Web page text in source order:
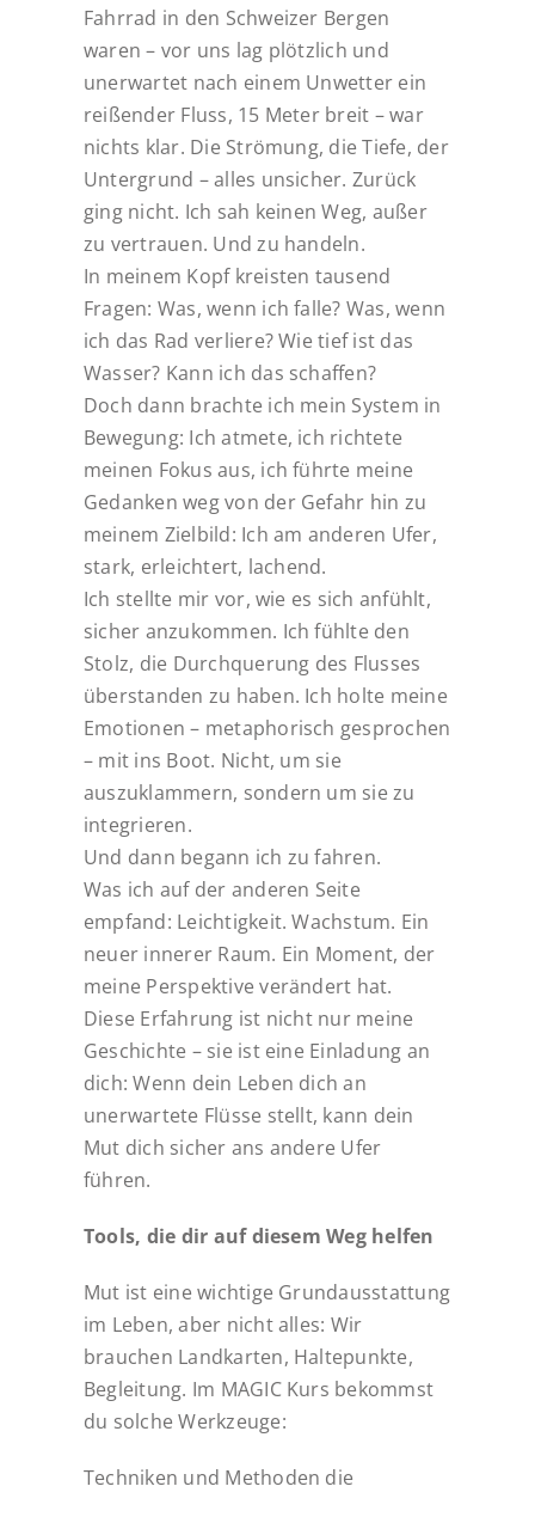
Fahrrad in den Schweizer Bergen
waren – vor uns lag plötzlich und
unerwartet nach einem Unwetter ein
reißender Fluss, 15 Meter breit – war
nichts klar. Die Strömung, die Tiefe, der
Untergrund – alles unsicher. Zurück
ging nicht. Ich sah keinen Weg, außer
zu vertrauen. Und zu handeln.
In meinem Kopf kreisten tausend
Fragen: Was, wenn ich falle? Was, wenn
ich das Rad verliere? Wie tief ist das
Wasser? Kann ich das schaffen?
Doch dann brachte ich mein System in
Bewegung: Ich atmete, ich richtete
meinen Fokus aus, ich führte meine
Gedanken weg von der Gefahr hin zu
meinem Zielbild: Ich am anderen Ufer,
stark, erleichtert, lachend.
Ich stellte mir vor, wie es sich anfühlt,
sicher anzukommen. Ich fühlte den
Stolz, die Durchquerung des Flusses
überstanden zu haben. Ich holte meine
Emotionen – metaphorisch gesprochen
– mit ins Boot. Nicht, um sie
auszuklammern, sondern um sie zu
integrieren.
Und dann begann ich zu fahren.
Was ich auf der anderen Seite
empfand: Leichtigkeit. Wachstum. Ein
neuer innerer Raum. Ein Moment, der
meine Perspektive verändert hat.
Diese Erfahrung ist nicht nur meine
Geschichte – sie ist eine Einladung an
dich: Wenn dein Leben dich an
unerwartete Flüsse stellt, kann dein
Mut dich sicher ans andere Ufer
führen.
Tools, die dir auf diesem Weg helfen
Mut ist eine wichtige Grundausstattung
im Leben, aber nicht alles: Wir
brauchen Landkarten, Haltepunkte,
Begleitung. Im MAGIC Kurs bekommst
du solche Werkzeuge:
Techniken und Methoden die